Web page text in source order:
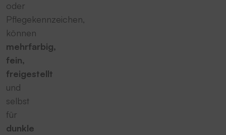
oder
Pflegekennzeichen,
können
mehrfarbig,
fein,
freigestellt
und
selbst
für
dunkle